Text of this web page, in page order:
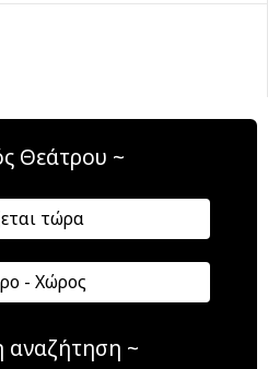
Θεάτρου ~
τώρα
- Χώρος
αναζήτηση ~